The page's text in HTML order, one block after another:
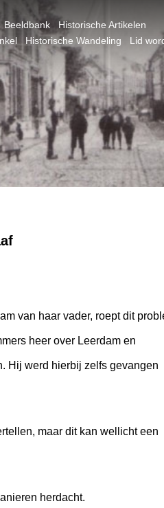
Beeldbank
Historische Artikelen
Historische Wandeling
Lid
van haar vader, roept dit
heer over Leerdam en
Hij werd hierbij zelfs gevangen
maar dit kan wellicht een
herdacht.